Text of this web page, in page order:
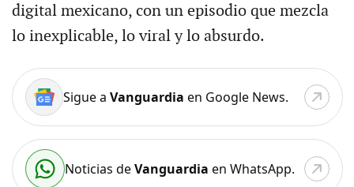
digital mexicano, con un episodio que mezcla
lo inexplicable, lo viral y lo absurdo.
Sigue a Vanguardia en Google News.
Noticias deVanguardia en WhatsApp.